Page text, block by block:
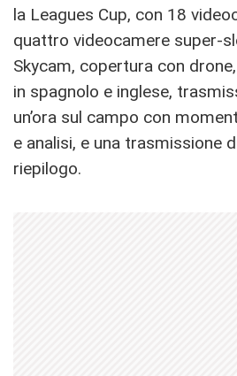
la Leagues Cup, con 18
quattro videocamere super-
Skycam, copertura con
in spagnolo e inglese,
un’ora sul campo con
e analisi, e una trasmissione
riepilogo.